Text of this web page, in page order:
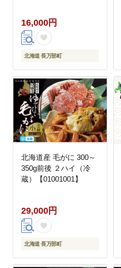
16,000円
北海道 長万部町
北海道産 毛がに 300～
350g前後 ２ハイ（冷
蔵）【01001001】
29,000円
北海道 長万部町